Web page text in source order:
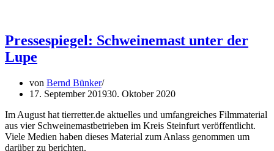
Pressespiegel: Schweinemast unter der
Lupe
von Bernd Bünker
17. September 201930. Oktober 2020
Im August hat tierretter.de aktuelles und umfangreiches Filmmaterial
aus vier Schweinemastbetrieben im Kreis Steinfurt veröffentlicht.
Viele Medien haben dieses Material zum Anlass genommen um
darüber zu berichten.